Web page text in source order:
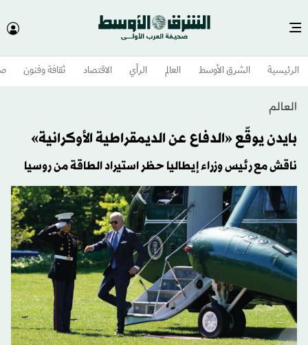
الرئيسية الشرق الأوسط​ العالم الرأي الاقتصاد ثقافة وفنون
العالم
بايدن يوقّع «الدفاع عن الديمقراطية الأوكرانية»
ناقش مع رئيس وزراء إيطاليا حظر استيراد الطاقة من روسيا